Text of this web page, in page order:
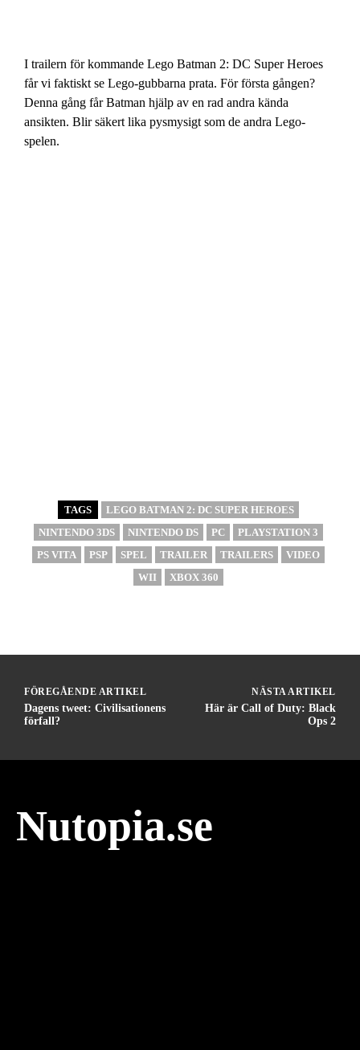
I trailern för kommande Lego Batman 2: DC Super Heroes
får vi faktiskt se Lego-gubbarna prata. För första gången?
Denna gång får Batman hjälp av en rad andra kända
ansikten. Blir säkert lika pysmysigt som de andra Lego-
spelen.
TAGS
LEGO BATMAN 2: DC SUPER HEROES
NINTENDO 3DS
NINTENDO DS PC
PLAYSTATION 3
PS VITA
PSP SPEL TRAILER TRAILERS
VIDEO
WII
XBOX 360
FÖREGÅENDE ARTIKEL
Dagens tweet: Civilisationens
förfall?
NÄSTA ARTIKEL
Här är Call of Duty: Black
Ops 2
Nutopia.se